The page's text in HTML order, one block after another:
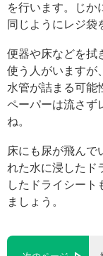
を行います。じか
同じようにレジ袋
便器や床などを拭
使う人がいますが
水管が詰まる可能
ペーパーは流さず
ね。
床にも尿が飛んで
れた水に浸したド
したドライシート
ましょう。